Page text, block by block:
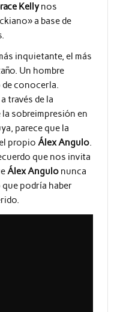
Kellynos
a base de
inquietante, el más
Un hombre
conocerla.
través de la
sobreimpresión en
parece que la
propio Álex Angulo.
que nos invita
Álex Angulonunca
podría haber